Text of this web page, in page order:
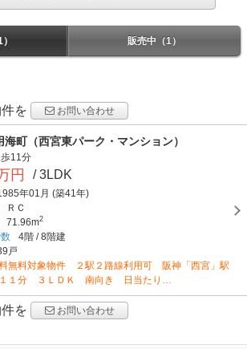
販売中（1）
を
お問い合わせ
海町（西宮東パーク・マンション）
11分
円 / 3LDK
年01月 (築41年)
ＲＣ
71.96m2
4階 /8階建
戸
無料対象物件 ２駅２路線利用可 阪神「西宮」駅
１１分 ３ＬＤＫ 南向き 日当たり…
を お問い合わせ